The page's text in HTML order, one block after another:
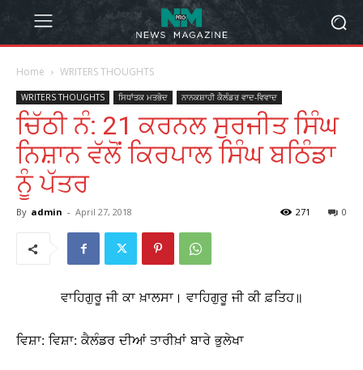
Home WRITERS THOUGHTS
WRITERS THOUGHTS ਸਿਧਾਂਤਕ ਮਤਭੇਦ ਨਾਨਕਸ਼ਾਹੀ ਕੈਲੰਡਰ ਵਾਦ-ਵਿਵਾਦ
ਚਿੱਠੀ ਨੰ: 21 ਕਰਨਲ ਸੁਰਜੀਤ ਸਿੰਘ
ਨਿਸ਼ਾਨ ਵੱਲੋਂ ਕਿਰਪਾਲ ਸਿੰਘ ਬਠਿੰਡਾ
ਨੂੰ ਪੱਤਰ
By admin - April 27, 2018 0
271
ਵਾਹਿਗੁਰੂ ਜੀ ਕਾ ਖ਼ਾਲਸਾ। ਵਾਹਿਗੁਰੂ ਜੀ ਕੀ ਫ਼ਤਿਹ॥
ਵਿਸ਼ਾ: ਵਿਸ਼ਾ: ਕੈਲੰਡਰ ਦੀਆਂ ਤਾਰੀਖ਼ਾਂ ਬਾਰੇ ਭੁਲੇਖਾ